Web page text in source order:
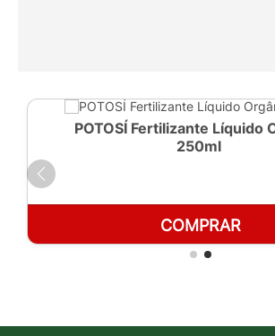
POTOSÍ Fertilizante Líquido
250ml
COMPRAR